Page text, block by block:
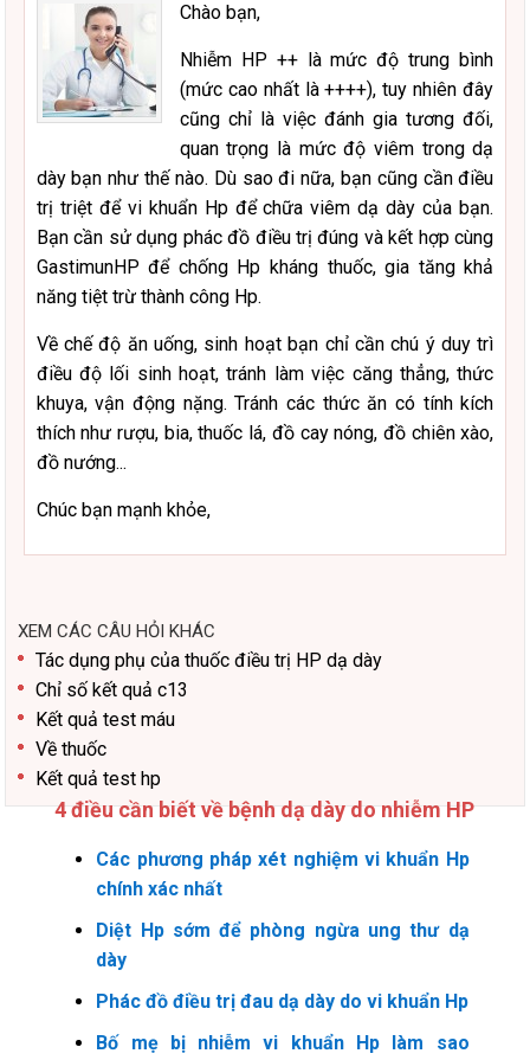
Chào bạn,
Nhiễm HP ++ là mức độ trung bình
(mức cao nhất là ++++), tuy nhiên đây
cũng chỉ là việc đánh gia tương đối,
quan trọng là mức độ viêm trong dạ
dày bạn như thế nào. Dù sao đi nữa, bạn cũng cần điều
trị triệt để vi khuẩn Hp để chữa viêm dạ dày của bạn.
Bạn cần sử dụng phác đồ điều trị đúng và kết hợp cùng
GastimunHP để chống Hp kháng thuốc, gia tăng khả
năng tiệt trừ thành công Hp.
Về chế độ ăn uống, sinh hoạt bạn chỉ cần chú ý duy trì
điều độ lối sinh hoạt, tránh làm việc căng thẳng, thức
khuya, vận động nặng. Tránh các thức ăn có tính kích
thích như rượu, bia, thuốc lá, đồ cay nóng, đồ chiên xào,
đồ nướng...
Chúc bạn mạnh khỏe,
XEM CÁC CÂU HỎI KHÁC
Tác dụng phụ của thuốc điều trị HP dạ dày
Chỉ số kết quả c13
Kết quả test máu
Về thuốc
Kết quả test hp
4 điều cần biết về bệnh dạ dày do nhiễm HP
Các phương pháp xét nghiệm vi khuẩn Hp
chính xác nhất
Diệt Hp sớm để phòng ngừa ung thư dạ
dày
Phác đồ điều trị đau dạ dày do vi khuẩn Hp
Bố mẹ bị nhiễm vi khuẩn Hp làm sao